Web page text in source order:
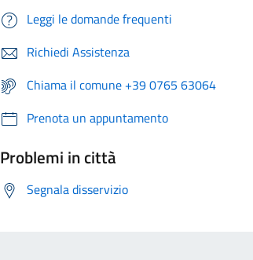
Leggi le domande frequenti
Richiedi Assistenza
Chiama il comune +39 0765 63064
Prenota un appuntamento
Problemi in città
Segnala disservizio